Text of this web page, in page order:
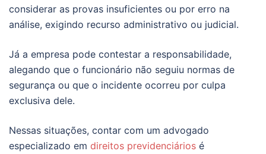
considerar as provas insuficientes ou por erro na
análise, exigindo recurso administrativo ou judicial.
Já a empresa pode contestar a responsabilidade,
alegando que o funcionário não seguiu normas de
segurança ou que o incidente ocorreu por culpa
exclusiva dele.
Nessas situações, contar com um advogado
especializado em direitos previdenciários é